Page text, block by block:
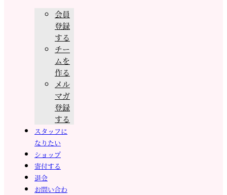
会員
登録
する
チー
ムを
作る
メル
マガ
登録
する
スタッフに
なりたい
ショップ
寄付する
退会
お問い合わ